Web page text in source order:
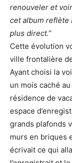
renouveler et
cet album reflète
plus direct.”
Cette évolution
ville frontalière
Ayant choisi la
un mois caché
résidence de
espace
grands plafonds
murs en briques
écrivait ce qui